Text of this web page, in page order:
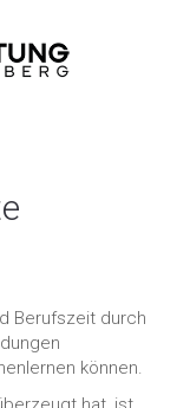
Berufszeit durch
können.